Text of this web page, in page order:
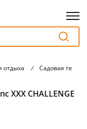
отдыха / Садовая
XXX CHALLENGE